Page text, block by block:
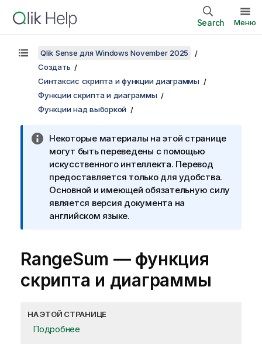
Search Меню
Qlik Sense для Windows November 2025
Создать
Синтаксис скрипта и функции диаграммы
Функции скрипта и диаграммы
Функции над выборкой
Некоторые материалы на этой странице
могут быть переведены с помощью
искусственного интеллекта. Перевод
предоставляется только для удобства.
Основной и имеющей обязательную силу
является версия документа на
английском языке.
RangeSum — функция
скриптa и диаграммы
НА ЭТОЙ СТРАНИЦЕ
Подробнее